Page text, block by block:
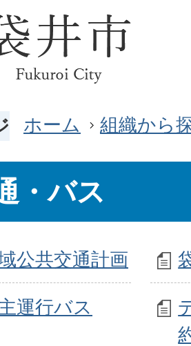
ホーム 組織から
・バス
公共交通計画
運行バス